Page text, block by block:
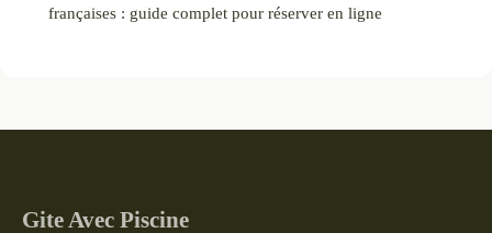
françaises : guide complet pour réserver en ligne
Gite Avec Piscine